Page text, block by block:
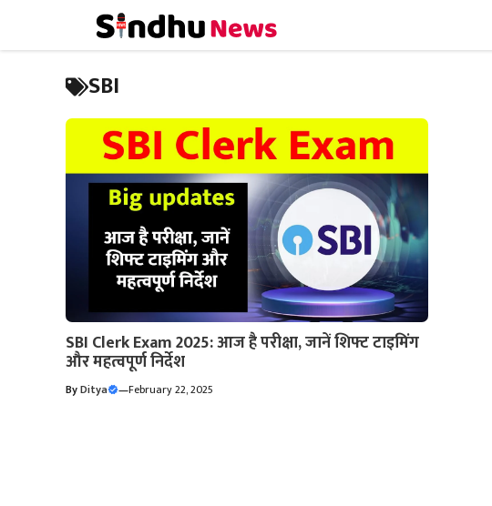
content
SBI
SBI Clerk Exam 2025: आज है परीक्षा, जानें शिफ्ट टाइमिंग
और महत्वपूर्ण निर्देश
ByDitya —February 22, 2025